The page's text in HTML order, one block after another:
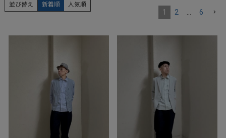
並び替え 新着順 人気順
1 2 6